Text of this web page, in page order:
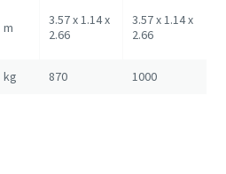
m
3.57 x 1.14 x
2.66
3.57 x 1.14 x
2.66
kg 870 1000